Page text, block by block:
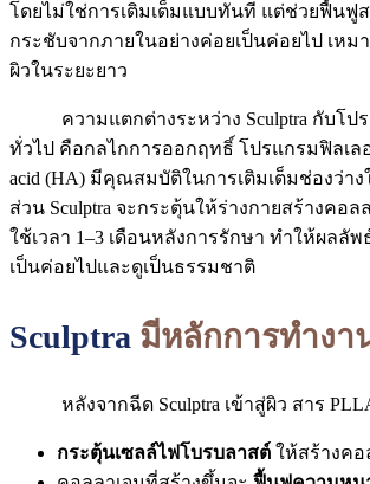
โดยไม่ใช่การเติมเต็มแบบทันที แต่ช่วยฟื้นฟู
กระชับจากภายในอย่างค่อยเป็นค่อยไป เหม
ผิวในระยะยาว
ความแตกต่างระหว่าง Sculptra กับโปร
ทั่วไป คือกลไกการออกฤทธิ์ โปรแกรมฟิลเล
acid (HA) มีคุณสมบัติในการเติมเต็มช่องว่า
ส่วน Sculptra จะกระตุ้นให้ร่างกายสร้างคอ
ใช้เวลา 1–3 เดือนหลังการรักษา ทำให้ผลลั
เป็นค่อยไปและดูเป็นธรรมชาติ
Sculptra มีหลักการทำงา
หลังจากฉีด Sculptra เข้าสู่ผิว สาร
กระตุ้นเซลล์ไฟโบรบลาสต์ ให้สร้างคอ